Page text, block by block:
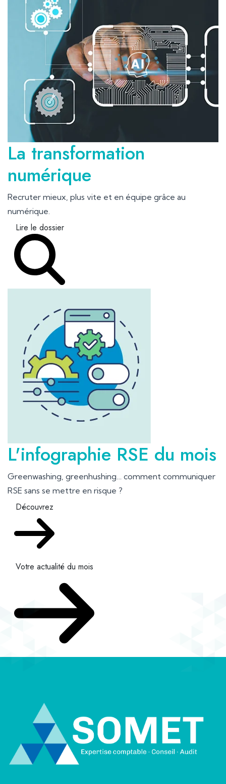
La transformation
numérique
Recruter mieux, plus vite et en équipe grâce au
numérique.
Lire le dossier
L'infographie RSE du mois
Greenwashing, greenhushing… comment communiquer
RSE sans se mettre en risque ?
Découvrez
Votre actualité du mois